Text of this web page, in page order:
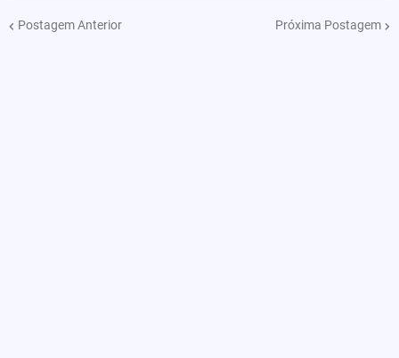
Postagem Anterior Próxima Postagem